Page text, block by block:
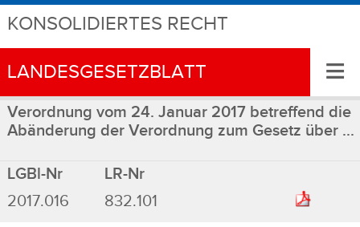
KONSOLIDIERTES RECHT
LANDESGESETZBLATT ≡
Verordnung vom 24. Januar 2017 betreffend die
Abänderung der Verordnung zum Gesetz über ...
LGBl-Nr
LR-Nr
2017.016
832.101